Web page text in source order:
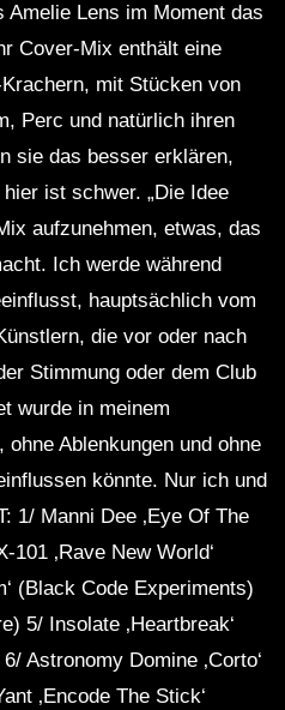
Lens im Moment das
Cover-Mix enthält eine
mit Stücken von
Perc und natürlich ihren
sie das besser erklären,
ist schwer. „Die Idee
aufzunehmen, etwas, das
Ich werde während
hauptsächlich vom
die vor oder nach
Stimmung oder dem Club
wurde in meinem
Ablenkungen und ohne
könnte. Nur ich und
1/ Manni Dee ‚Eye Of The
101 ‚Rave New World‘
(Black Code Experiments)
5/ Insolate ‚Heartbreak‘
Astronomy Domine ‚Corto‘
‚Encode The Stick‘